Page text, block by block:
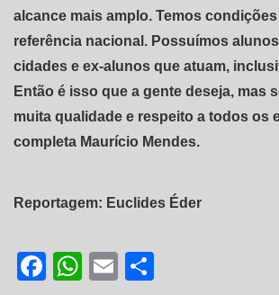
alcance mais amplo. Temos
referência nacional. Possuímos
cidades e ex-alunos que atuam,
Então é isso que a gente deseja, mas
muita qualidade e respeito a todos os
completa Maurício Mendes.
Reportagem: Euclides Éder
Facebook
WhatsApp
Email